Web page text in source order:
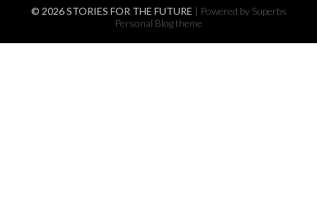
© 2026 STORIES FOR THE FUTURE | Powered by Superbs
Personal Blog theme